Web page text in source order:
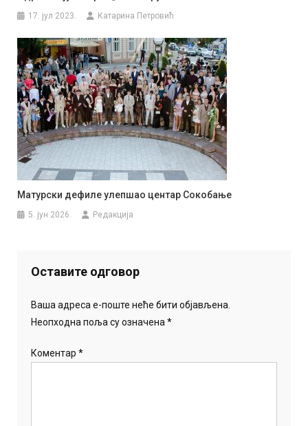
17. јул 2023. Катарина Петровић
Матурски дефиле улепшао центар Сокобање
5. јун 2026. Редакција
Оставите одговор
Ваша адреса е-поште неће бити објављена.
Неопходна поља су означена*
Коментар*